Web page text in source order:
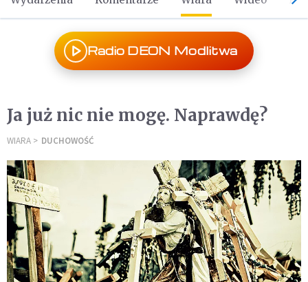
Radio DEON Modlitwa
Ja już nic nie mogę. Naprawdę?
WIARA DUCHOWOŚĆ